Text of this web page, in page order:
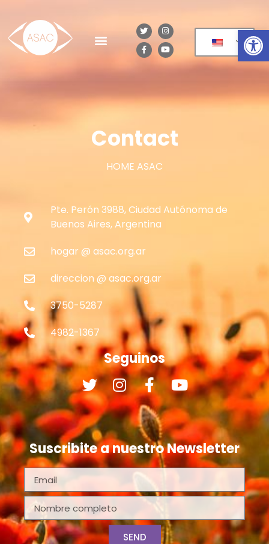
Contact
HOME ASAC
Pte. Perón 3988, Ciudad Autónoma de
Buenos Aires, Argentina
hogar @ asac.org.ar
direccion @ asac.org.ar
3750-5287
4982-1367
Seguinos
Suscribite a nuestro Newsletter
SEND